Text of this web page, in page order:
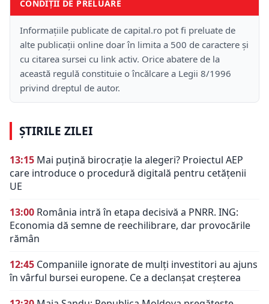
CONDIȚII DE PRELUARE
Informațiile publicate de capital.ro pot fi preluate de
alte publicații online doar în limita a 500 de caractere și
cu citarea sursei cu link activ. Orice abatere de la
această regulă constituie o încălcare a Legii 8/1996
privind dreptul de autor.
ȘTIRILE ZILEI
13:15 Mai puțină birocrație la alegeri? Proiectul AEP
care introduce o procedură digitală pentru cetățenii
UE
13:00 România intră în etapa decisivă a PNRR. ING:
Economia dă semne de reechilibrare, dar provocările
rămân
12:45 Companiile ignorate de mulți investitori au ajuns
în vârful bursei europene. Ce a declanșat creșterea